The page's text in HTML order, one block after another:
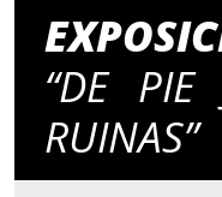
“DE
RUINAS”